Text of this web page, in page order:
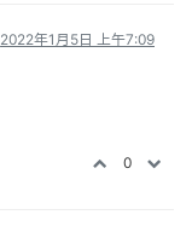
2022年1月5日 上午7:09
0